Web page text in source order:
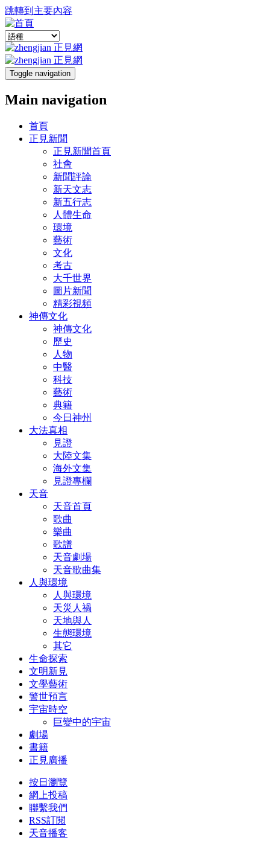
跳轉到主要內容
Toggle navigation
Main navigation
首頁
正見新聞
正見新聞首頁
社會
新聞評論
新天文志
新五行志
人體生命
環境
藝術
文化
考古
大千世界
圖片新聞
精彩視頻
神傳文化
神傳文化
歷史
人物
中醫
科技
藝術
典籍
今日神州
大法真相
見證
大陸文集
海外文集
見證專欄
天音
天音首頁
歌曲
樂曲
歌譜
天音劇場
天音歌曲集
人與環境
人與環境
天災人禍
天地與人
生態環境
其它
生命探索
文明新見
文學藝術
警世預言
宇宙時空
巨變中的宇宙
劇場
書籍
正見廣播
按日瀏覽
網上投稿
聯繫我們
RSS訂閱
天音播客